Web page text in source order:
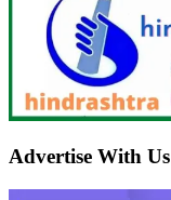
Advertise With Us